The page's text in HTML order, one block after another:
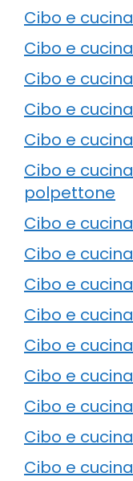
Cibo e
Cibo e
Cibo e
Cibo e
Cibo e
Cibo e
polpettone
Cibo e
Cibo e
Cibo e
Cibo e
Cibo e
Cibo e
Cibo e
Cibo e
Cibo e